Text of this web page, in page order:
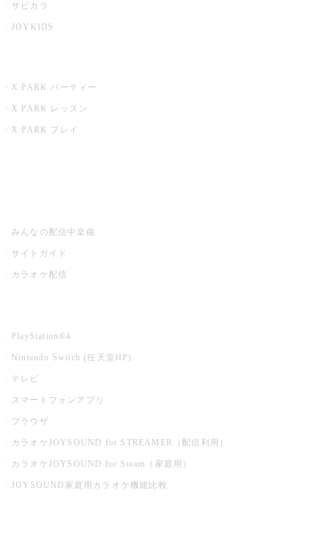
サビカラ
JOYKIDS
X PARK パーティー
X PARK レッスン
X PARK プレイ
みんなの配信中楽曲
サイトガイド
カラオケ配信
PlayStation®4
Nintendo Switch (任天堂HP)
テレビ
スマートフォンアプリ
ブラウザ
カラオケJOYSOUND for STREAMER（配信利用）
カラオケJOYSOUND for Steam（家庭用）
JOYSOUND家庭用カラオケ機能比較